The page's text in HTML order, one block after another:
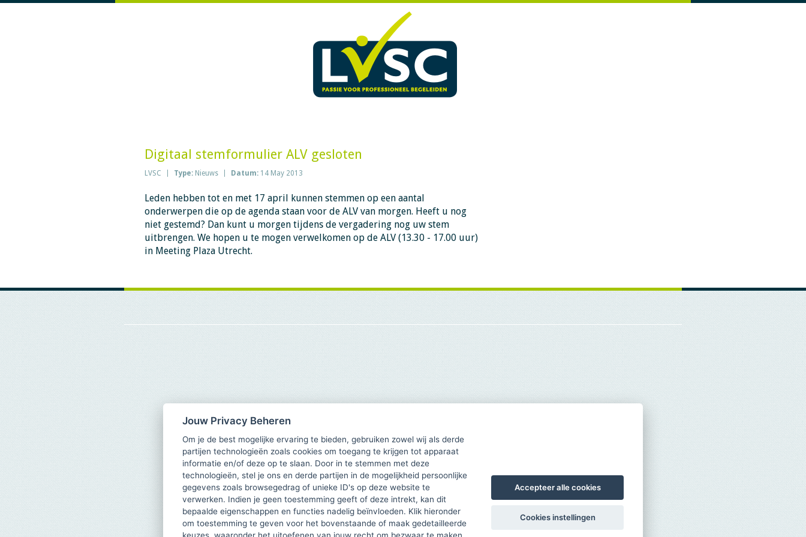
Digitaal stemformulier ALV gesloten
LVSC Type: Nieuws Datum: 14 May 2013
Leden hebben tot en met 17 april kunnen stemmen op een aantal
onderwerpen die op de agenda staan voor de ALV van morgen. Heeft u nog
niet gestemd? Dan kunt u morgen tijdens de vergadering nog uw stem
uitbrengen. We hopen u te mogen verwelkomen op de ALV (13.30 - 17.00 uur)
in Meeting Plaza Utrecht.
Jouw Privacy Beheren
Om je de best mogelijke ervaring te bieden, gebruiken zowel wij als derde
partijen technologieën zoals cookies om toegang te krijgen tot apparaat
informatie en/of deze op te slaan. Door in te stemmen met deze
technologieën, stel je ons en derde partijen in de mogelijkheid persoonlijke
gegevens zoals browsegedrag of unieke ID's op deze website te
verwerken. Indien je geen toestemming geeft of deze intrekt, kan dit
bepaalde eigenschappen en functies nadelig beïnvloeden. Klik hieronder
om toestemming te geven voor het bovenstaande of maak gedetailleerde
Accepteer alle cookies
Cookies instellingen